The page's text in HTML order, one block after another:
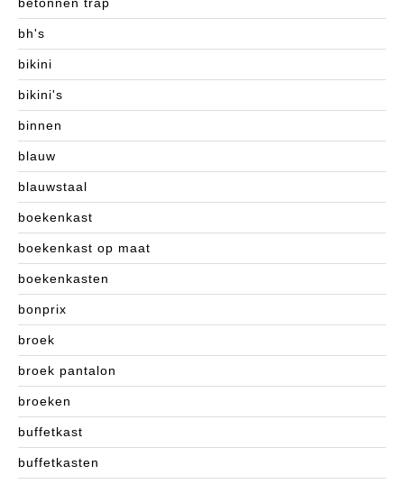
bh's
bikini
bikini's
binnen
blauw
blauwstaal
boekenkast
boekenkast op maat
boekenkasten
bonprix
broek
broek pantalon
broeken
buffetkast
buffetkasten